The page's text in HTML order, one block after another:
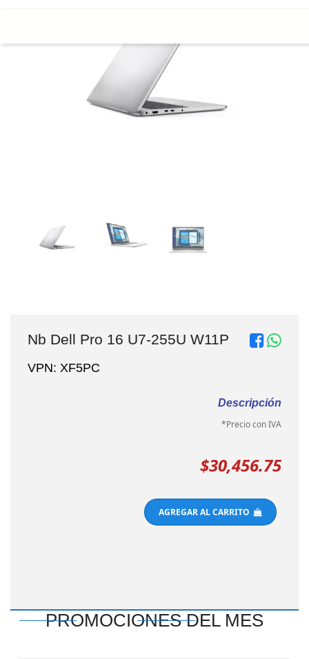
Nb Dell Pro 16 U7-255U W11P
VPN: XF5PC
Descripción
*Precio con IVA
$30,456.75
AGREGAR AL CARRITO
PROMOCIONES DEL MES